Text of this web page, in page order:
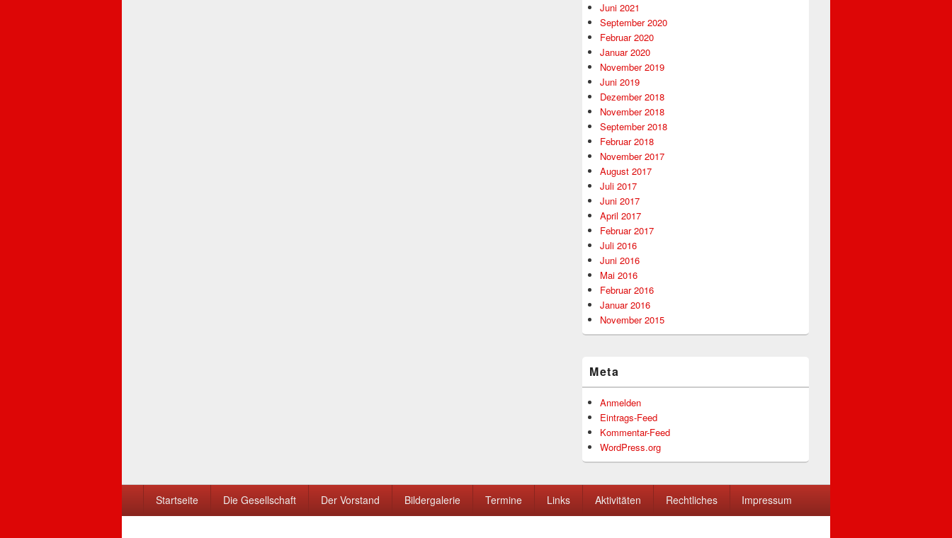
Juni 2021
September 2020
Februar 2020
Januar 2020
November 2019
Juni 2019
Dezember 2018
November 2018
September 2018
Februar 2018
November 2017
August 2017
Juli 2017
Juni 2017
April 2017
Februar 2017
Juli 2016
Juni 2016
Mai 2016
Februar 2016
Januar 2016
November 2015
Meta
Anmelden
Eintrags-Feed
Kommentar-Feed
WordPress.org
Startseite Die Gesellschaft Der Vorstand Bildergalerie Termine Links Aktivitäten Rechtliches Impressum